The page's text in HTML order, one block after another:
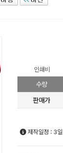
인쇄비
수량
판매가
제작일정 : 3